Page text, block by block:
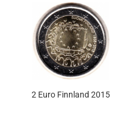
2 Euro Finn­land 2015